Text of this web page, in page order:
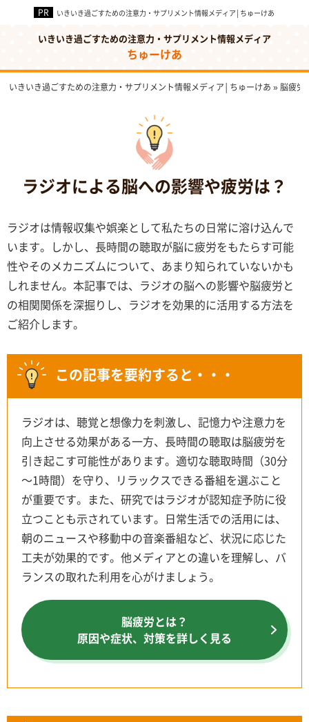
いきいき過ごすための注意力・サプリメント情報メディア│ちゅーけあ
いきいき過ごすための注意力・サプリメント情報メディア
ちゅーけあ
いきいき過ごすための注意力・サプリメント情報メディア│ちゅーけあ »脳疲労
ラジオによる脳への影響や疲労は？
ラジオは情報収集や娯楽として私たちの日常に溶け込んで
います。しかし、長時間の聴取が脳に疲労をもたらす可能
性やそのメカニズムについて、あまり知られていないかも
しれません。本記事では、ラジオの脳への影響や脳疲労と
の相関関係を深掘りし、ラジオを効果的に活用する方法を
ご紹介します。
この記事を要約すると・・・
ラジオは、聴覚と想像力を刺激し、記憶力や注意力を
向上させる効果がある一方、長時間の聴取は脳疲労を
引き起こす可能性があります。適切な聴取時間（30分
～1時間）を守り、リラックスできる番組を選ぶこと
が重要です。また、研究ではラジオが認知症予防に役
立つことも示されています。日常生活での活用には、
朝のニュースや移動中の音楽番組など、状況に応じた
工夫が効果的です。他メディアとの違いを理解し、バ
ランスの取れた利用を心がけましょう。
脳疲労とは？
原因や症状、対策を詳しく見る